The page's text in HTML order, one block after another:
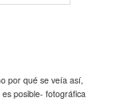
por qué se veía así,
posible- fotográfica